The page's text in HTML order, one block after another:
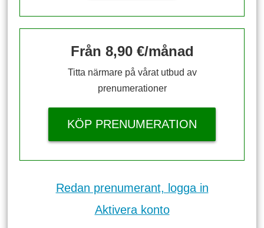
Från 8,90 €/månad
Titta närmare på vårat utbud av
prenumerationer
KÖP PRENUMERATION
Redan prenumerant, logga in
Aktivera konto